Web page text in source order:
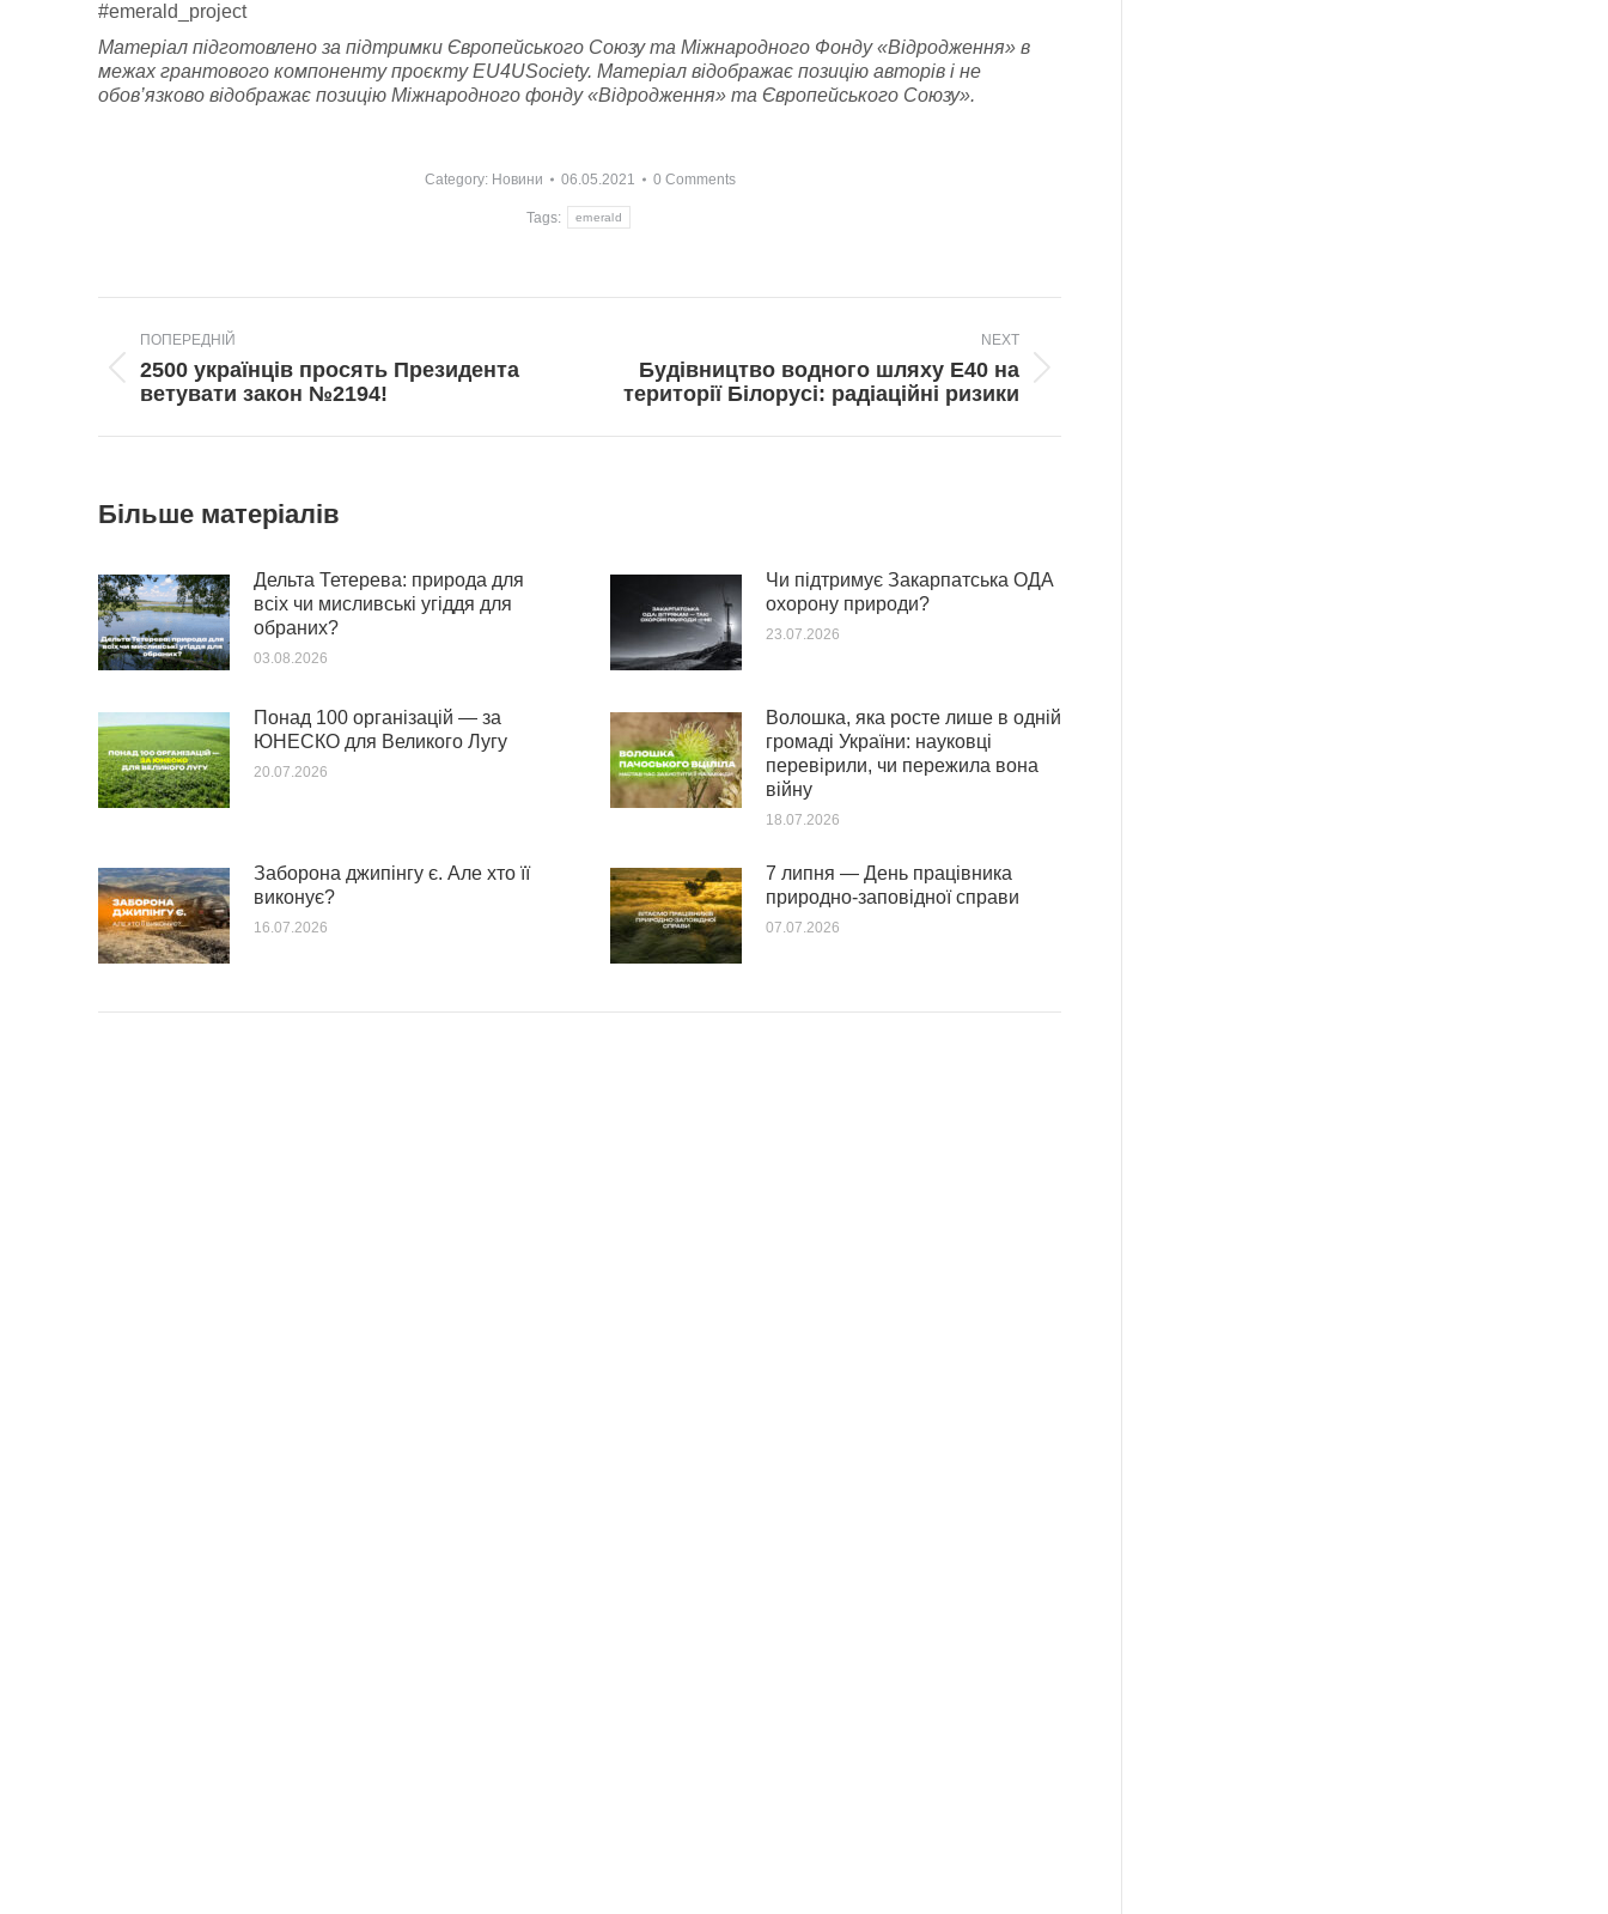
#emerald_project
Матеріал підготовлено за підтримки Європейського Союзу та Міжнародного Фонду «Відродження» в
межах грантового компоненту проєкту EU4USociety. Матеріал відображає позицію авторів і не
обов’язково відображає позицію Міжнародного фонду «Відродження» та Європейського Союзу».
Category: Новини 06.05.2021 0 Comments
Tags: emerald
navigation
ПОПЕРЕДНІЙ
Попередній
пост:
2500 українців просять Президента
ветувати закон №2194!
NEXT
Next
post:
Будівництво водного шляху Е40 на
території Білорусі: радіаційні ризики
Більше матеріалів
Дельта Тетерева: природа для
всіх чи мисливські угіддя для
обраних?
03.08.2026
Чи підтримує Закарпатська ОДА
охорону природи?
23.07.2026
Понад 100 організацій — за
ЮНЕСКО для Великого Лугу
20.07.2026
Волошка, яка росте лише в одній
громаді України: науковці
перевірили, чи пережила вона
війну
18.07.2026
Заборона джипінгу є. Але хто її
виконує?
16.07.2026
7 липня — День працівника
природно-заповідної справи
07.07.2026